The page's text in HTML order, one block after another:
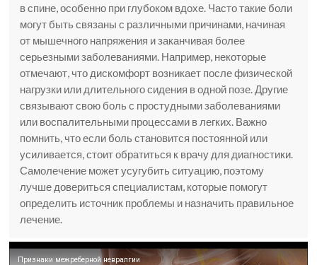
в спине, особенно при глубоком вдохе. Часто такие боли
могут быть связаны с различными причинами, начиная
от мышечного напряжения и заканчивая более
серьезными заболеваниями. Например, некоторые
отмечают, что дискомфорт возникает после физической
нагрузки или длительного сидения в одной позе. Другие
связывают свою боль с простудными заболеваниями
или воспалительными процессами в легких. Важно
помнить, что если боль становится постоянной или
усиливается, стоит обратиться к врачу для диагностики.
Самолечение может усугубить ситуацию, поэтому
лучше довериться специалистам, которые помогут
определить источник проблемы и назначить правильное
лечение.
Признаки межреберной невралгии